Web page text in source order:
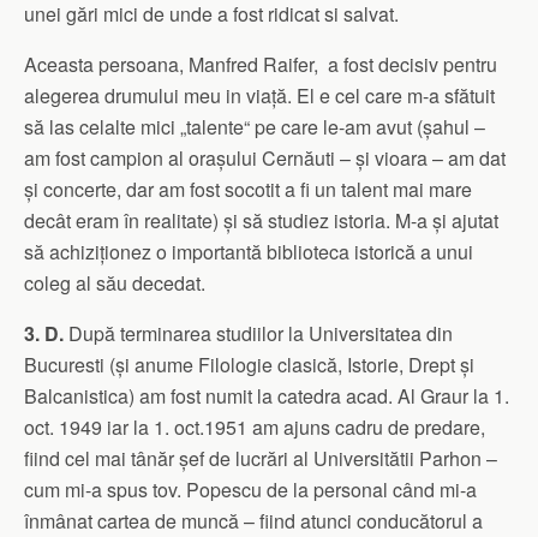
unei gări mici de unde a fost ridicat si salvat.
Aceasta persoana, Manfred Raifer, a fost decisiv pentru
alegerea drumului meu in viață. El e cel care m-a sfătuit
să las celalte mici „talente“ pe care le-am avut (șahul –
am fost campion al orașului Cernăuti – și vioara – am dat
și concerte, dar am fost socotit a fi un talent mai mare
decât eram în realitate) și să studiez istoria. M-a și ajutat
să achiziționez o importantă biblioteca istorică a unui
coleg al său decedat.
3. D. După terminarea studiilor la Universitatea din
Bucuresti (și anume Filologie clasică, Istorie, Drept și
Balcanistica) am fost numit la catedra acad. Al Graur la 1.
oct. 1949 iar la 1. oct.1951 am ajuns cadru de predare,
fiind cel mai tânăr șef de lucrări al Universitătii Parhon –
cum mi-a spus tov. Popescu de la personal când mi-a
înmânat cartea de muncă – fiind atunci conducătorul a